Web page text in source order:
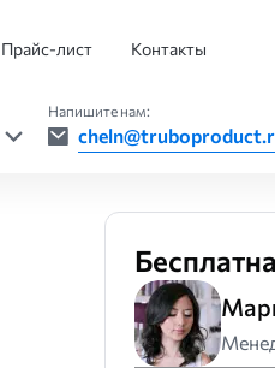
Прайс-лист Контакты
Напишите нам: